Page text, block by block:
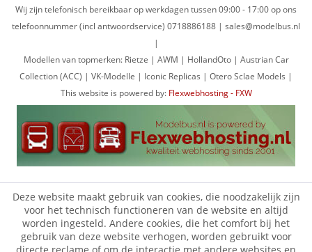
Wij zijn telefonisch bereikbaar op werkdagen tussen 09:00 - 17:00 op ons
telefoonnummer (incl antwoordservice) 0718886188 | sales@modelbus.nl
|
Modellen van topmerken: Rietze | AWM | HollandOto | Austrian Car
Collection (ACC) | VK-Modelle | Iconic Replicas | Otero Sclae Models |
This website is powered by: Flexwebhosting - FXW
Deze website maakt gebruik van cookies, die noodzakelijk zijn
voor het technisch functioneren van de website en altijd
worden ingesteld. Andere cookies, die het comfort bij het
gebruik van deze website verhogen, worden gebruikt voor